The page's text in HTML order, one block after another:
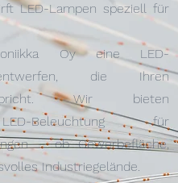
LED-Lampen speziell für
Oy eine LED-
entwerfen, die Ihren
Wir bieten
Beleuchtung für
– ob Gewerbefläche,
Industriegelände.